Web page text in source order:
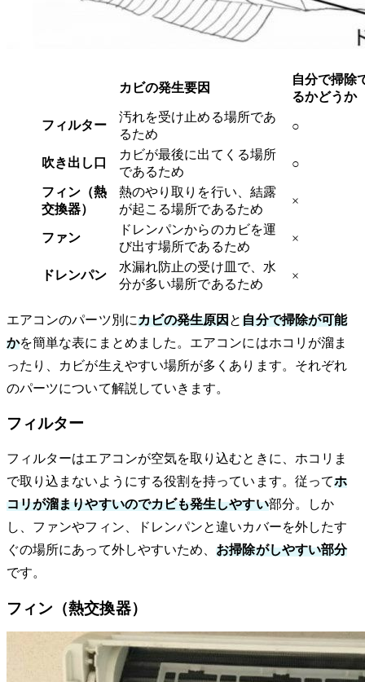
カビの発生要因
自分で掃除
るかどうか
フィルター
汚れを受け止める場所であ
るため
○
吹き出し口
カビが最後に出てくる場所
であるため
○
フィン（熱
交換器）
熱のやり取りを行い、結露
が起こる場所であるため
×
ファン
ドレンパンからのカビを運
び出す場所であるため
×
ドレンパン
水漏れ防止の受け皿で、水
分が多い場所であるため
×
エアコンのパーツ別にカビの発生原因と自分で掃除が可能
かを簡単な表にまとめました。エアコンにはホコリが溜ま
ったり、カビが生えやすい場所が多くあります。それぞれ
のパーツについて解説していきます。
フィルター
フィルターはエアコンが空気を取り込むときに、ホコリま
で取り込まないようにする役割を持っています。従ってホ
コリが溜まりやすいのでカビも発生しやすい部分。しか
し、ファンやフィン、ドレンパンと違いカバーを外したす
ぐの場所にあって外しやすいため、お掃除がしやすい部分
です。
フィン（熱交換器）